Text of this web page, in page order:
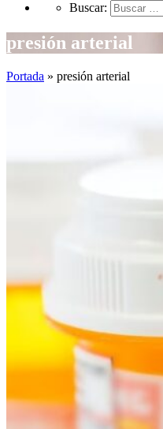
Buscar:
presión arterial
Portada » presión arterial